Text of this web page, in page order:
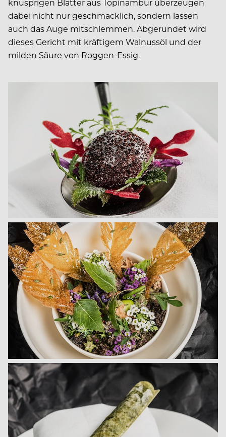
knusprigen Blätter aus Topinambur überzeugen
dabei nicht nur geschmacklich, sondern lassen
auch das Auge mitschlemmen. Abgerundet wird
dieses Gericht mit kräftigem Walnussöl und der
milden Säure von Roggen-Essig.